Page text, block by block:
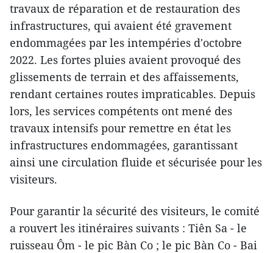
travaux de réparation et de restauration des
infrastructures, qui avaient été gravement
endommagées par les intempéries d'octobre
2022. Les fortes pluies avaient provoqué des
glissements de terrain et des affaissements,
rendant certaines routes impraticables. Depuis
lors, les services compétents ont mené des
travaux intensifs pour remettre en état les
infrastructures endommagées, garantissant
ainsi une circulation fluide et sécurisée pour les
visiteurs.
Pour garantir la sécurité des visiteurs, le comité
a rouvert les itinéraires suivants : Tiên Sa - le
ruisseau Ôm - le pic Bàn Co ; le pic Bàn Co - Bai